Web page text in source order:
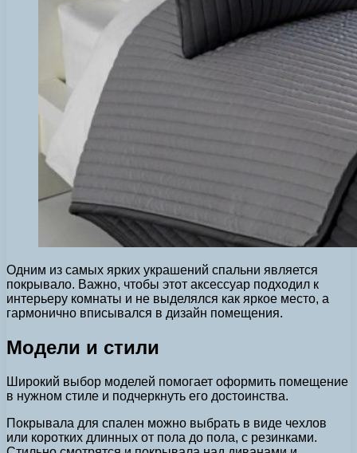
Одним из самых ярких украшений спальни является
покрывало. Важно, чтобы этот аксессуар подходил к
интерьеру комнаты и не выделялся как яркое место, а
гармонично вписывался в дизайн помещения.
Модели и стили
Широкий выбор моделей помогает оформить помещение
в нужном стиле и подчеркнуть его достоинства.
Покрывала для спален можно выбрать в виде чехлов
или коротких длинных от пола до пола, с резинками.